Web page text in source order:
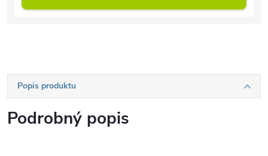
Popis produktu
Podrobný popis